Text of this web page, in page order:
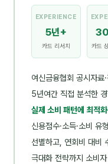
EXPERIENCE
5년+
카드 리서치 카드
여신금융협회 공시자료
5년여간 직접 분석한
실제 소비 패턴에 최적
신용점수·소득·소비 유
선별하고, 연회비 대비
극대화 전략까지 소비